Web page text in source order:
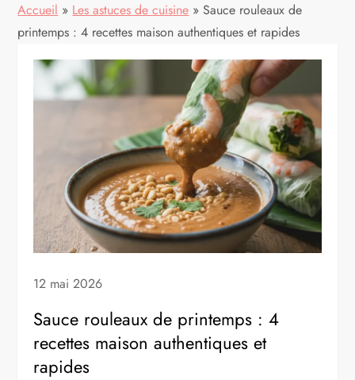
Accueil » Les astuces de cuisine » Sauce rouleaux de
printemps : 4 recettes maison authentiques et rapides
12 mai 2026
Sauce rouleaux de printemps : 4
recettes maison authentiques et
rapides